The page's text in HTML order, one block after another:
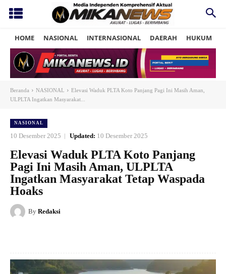
HOME NASIONAL INTERNASIONAL DAERAH HUKUM
Beranda NASIONAL
Elevasi Waduk PLTA Koto Panjang Pagi Ini Masih Aman,
ULPLTA Ingatkan Masyarakat...
NASIONAL
10 Desember 2025 Updated: 10 Desember 2025
Elevasi Waduk PLTA Koto Panjang
Pagi Ini Masih Aman, ULPLTA
Ingatkan Masyarakat Tetap Waspada
Hoaks
By Redaksi